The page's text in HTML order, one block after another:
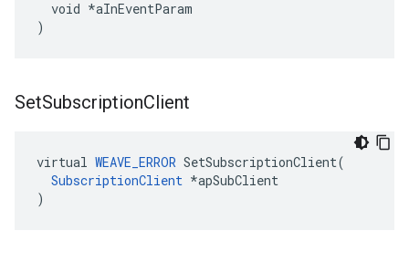
  void *aInEventParam
)
SetSubscriptionClient
virtual WEAVE_ERROR SetSubscriptionClient(
SubscriptionClient *apSubClient
)